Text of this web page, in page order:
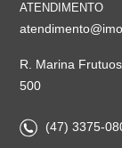
ATENDIMENTO
R. Marina
500
(47) 3375-